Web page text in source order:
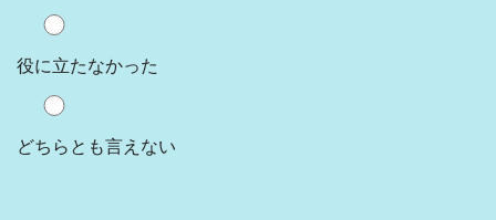
役に立たなかった
どちらとも言えない